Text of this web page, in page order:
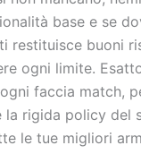
base e se
restituisce buoni
ogni limite.
faccia match,
rigida policy del
le tue migliori